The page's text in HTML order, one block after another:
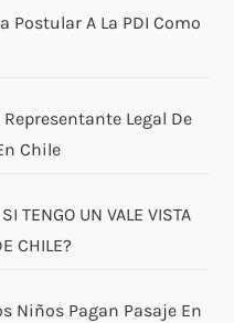
Postular A La PDI Como
Legal De
Chile
TENGO UN VALE VISTA
CHILE?
Niños Pagan Pasaje En